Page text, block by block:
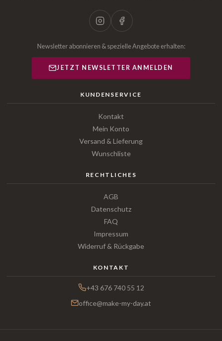
Newsletter abonnieren & spezielle Angebote erhalten:
JETZT NEWSLETTER ANMELDEN
KUNDENSERVICE
Kontakt
Mein Konto
Versand & Lieferung
Wunschliste
RECHTLICHES
AGB
Datenschutz
FAQ
Impressum
Widerruf & Rückgabe
KONTAKT
+43 676 740 55 12
office@make-my-day.at